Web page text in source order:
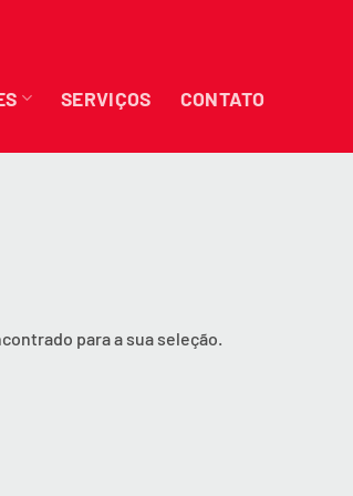
SERVIÇOS CONTATO
para a sua seleção.